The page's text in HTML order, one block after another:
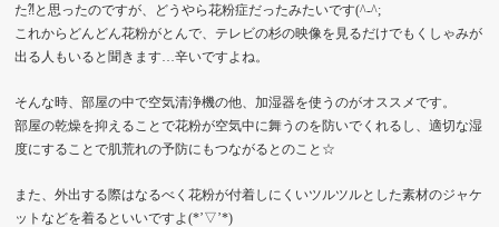
た⁈と思ったのですが、どうやら花粉症だったみたいです(^-^;
これからどんどん花粉がとんで、テレビの杉の映像を見るだけでもくしゃみが
出る人もいると聞きます…辛いですよね。
そんな時、部屋の中で空気清浄機の他、加湿器を使うのがオススメです。
部屋の乾燥を抑えることで花粉が空気中に舞うのを防いでくれるし、適切な湿
度にすることで肌荒れの予防にもつながるとのこと☆
また、外出する際はなるべく花粉が付着しにくいツルツルとした素材のジャケ
ットなどを着るといいですよ(*’▽’*)